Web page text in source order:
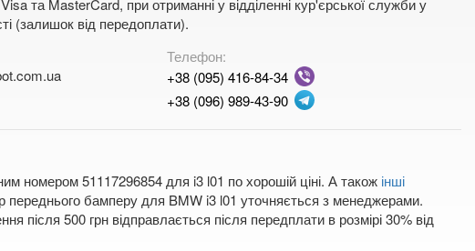
та MasterCard, при отриманні у відділенні кур'єрської служби у
(залишок від передоплати).
Телефон:
+38 (095) 416-84-34
+38 (096) 989-43-90
номером 51117296854 для i3 l01 по хорошій ціні. А також інші
переднього бамперу для BMW i3 l01 уточняється з менеджерами.
після 500 грн відправлається після передплати в розмірі 30% від